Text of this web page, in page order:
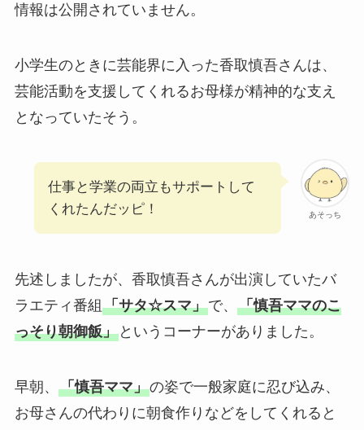
情報は公開されていません。
小学生のときに芸能界に入った香取慎吾さんは、
芸能活動を支援してくれるお母様が精神的な支え
となっていたそう。
あそっち
仕事と学業の両立もサポートして
くれたんだッピ！
先述しましたが、香取慎吾さんが出演していたバ
ラエティ番組 「サタ☆スマ」で、 「慎吾ママのこ
っそり朝御飯」というコーナーがありました。
早朝、 「慎吾ママ」の姿で一般家庭に忍び込み、
お母さんの代わりに朝食作りなどをしてくれると